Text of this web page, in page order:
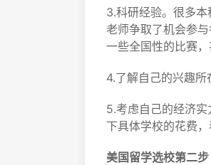
3.科研经验。很多
老师争取了机会参
一些全国性的比赛
4.了解自己的兴趣所
5.考虑自己的经济
下具体学校的花费
美国留学选校第二